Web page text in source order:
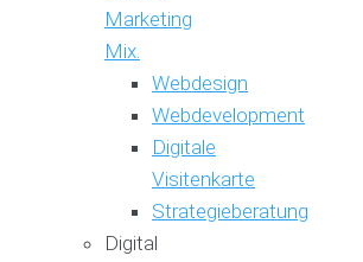
Marketing
Mix.
Webdesign
Webdevelopment
Digitale
Visitenkarte
Strategieberatung
Digital